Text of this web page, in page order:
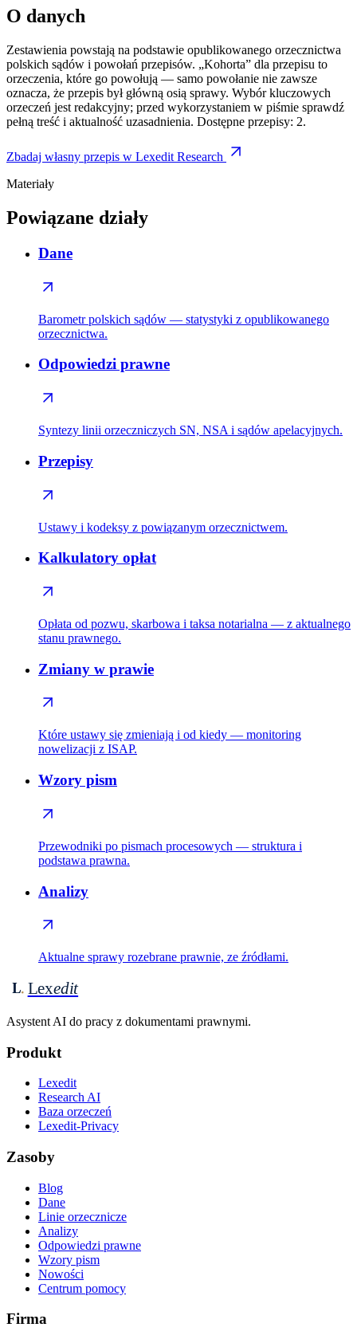
O danych
Zestawienia powstają na podstawie opublikowanego orzecznictwa
polskich sądów i powołań przepisów. „Kohorta” dla przepisu to
orzeczenia, które go powołują — samo powołanie nie zawsze
oznacza, że przepis był główną osią sprawy. Wybór kluczowych
orzeczeń jest redakcyjny; przed wykorzystaniem w piśmie sprawdź
pełną treść i aktualność uzasadnienia. Dostępne przepisy: 2.
Zbadaj własny przepis w Lexedit Research
Materiały
Powiązane działy
Dane
Barometr polskich sądów — statystyki z opublikowanego
orzecznictwa.
Odpowiedzi prawne
Syntezy linii orzeczniczych SN, NSA i sądów apelacyjnych.
Przepisy
Ustawy i kodeksy z powiązanym orzecznictwem.
Kalkulatory opłat
Opłata od pozwu, skarbowa i taksa notarialna — z aktualnego
stanu prawnego.
Zmiany w prawie
Które ustawy się zmieniają i od kiedy — monitoring
nowelizacji z ISAP.
Wzory pism
Przewodniki po pismach procesowych — struktura i
podstawa prawna.
Analizy
Aktualne sprawy rozebrane prawnie, ze źródłami.
L Lexedit
Asystent AI do pracy z dokumentami prawnymi.
Produkt
Lexedit
Research AI
Baza orzeczeń
Lexedit-Privacy
Zasoby
Blog
Dane
Linie orzecznicze
Analizy
Odpowiedzi prawne
Wzory pism
Nowości
Centrum pomocy
Firma